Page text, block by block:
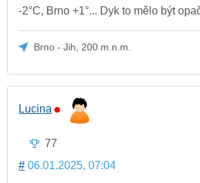
-2°C, Brno +1°... Dyk to mělo být
Brno - Jih, 200 m.n.m.
Lucina
77
# 06.01.2025, 07:04